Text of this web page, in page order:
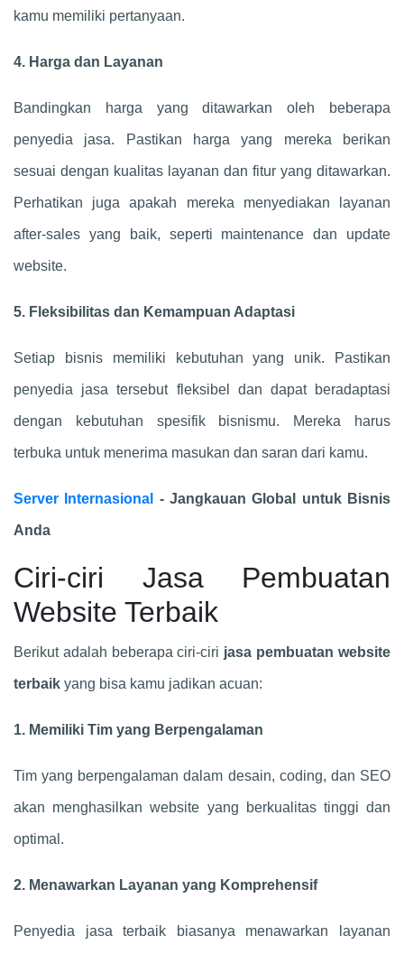
kamu memiliki pertanyaan.
4. Harga dan Layanan
Bandingkan harga yang ditawarkan oleh beberapa
penyedia jasa. Pastikan harga yang mereka berikan
sesuai dengan kualitas layanan dan fitur yang ditawarkan.
Perhatikan juga apakah mereka menyediakan layanan
after-sales yang baik, seperti maintenance dan update
website.
5. Fleksibilitas dan Kemampuan Adaptasi
Setiap bisnis memiliki kebutuhan yang unik. Pastikan
penyedia jasa tersebut fleksibel dan dapat beradaptasi
dengan kebutuhan spesifik bisnismu. Mereka harus
terbuka untuk menerima masukan dan saran dari kamu.
Server Internasional - Jangkauan Global untuk Bisnis
Anda
Ciri-ciri Jasa Pembuatan
Website Terbaik
Berikut adalah beberapa ciri-ciri jasa pembuatan website
terbaik yang bisa kamu jadikan acuan:
1. Memiliki Tim yang Berpengalaman
Tim yang berpengalaman dalam desain, coding, dan SEO
akan menghasilkan website yang berkualitas tinggi dan
optimal.
2. Menawarkan Layanan yang Komprehensif
Penyedia jasa terbaik biasanya menawarkan layanan